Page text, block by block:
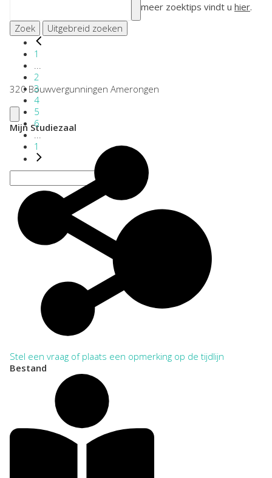
meer zoektips vindt u hier.
Zoek
Uitgebreid zoeken
1
2
3
4
5
6
...
1
320 Bouwvergunningen Amerongen
Mijn Studiezaal
Stel een vraag of plaats een opmerking op de tijdlijn
Bestand